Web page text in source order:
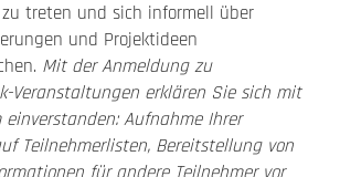
treten und sich informell über
und Projektideen
Mit der Anmeldung zu
Veranstaltungen erklären Sie sich mit
einverstanden: Aufnahme Ihrer
Teilnehmerlisten, Bereitstellung von